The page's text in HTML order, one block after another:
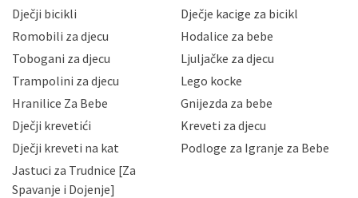
gubitka ili uništenja. Mae.hr štiti privatnost svojih
korisnika i posjetitelja web stranica, čuva povjerljivost
Vaših osobnih podataka te omogućava pristup i
priopćavanje osobnih podataka samo onim svojim
zaposlenicima kojima su isti potrebni radi provedbe
slučajevima koji su dozvoljeni zakonima. Napominjemo
da možete u svako doba, u potpunosti ili djelomice,
zatražiti prestanak aktivnosti obrade Vaših osobnih
podataka. Opoziv privole možete podnijeti poštom na
gore navedenu adresu ili e-mailom na adresu:
Dječji bicikli
Dječje kacige za bicikl
Romobili za djecu
Hodalice za bebe
Tobogani za djecu
Ljuljačke za djecu
Trampolini za djecu
Lego kocke
Hranilice Za Bebe
Gnijezda za bebe
Dječji krevetići
Kreveti za djecu
Dječji kreveti na kat
Podloge za Igranje za Bebe
Jastuci za Trudnice [Za
Spavanje i Dojenje]